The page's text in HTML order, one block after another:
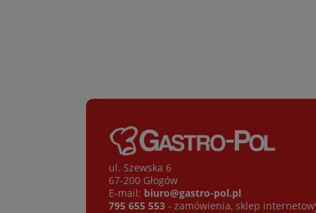
ul. Szewska 6
67-200 Głogów
E-mail: biuro@gastro-pol.pl
795 655 553 - zamówienia, sklep